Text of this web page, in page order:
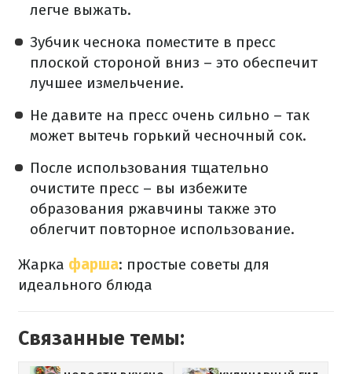
легче выжать.
Зубчик чеснока поместите в пресс
плоской стороной вниз – это обеспечит
лучшее измельчение.
Не давите на пресс очень сильно – так
может вытечь горький чесночный сок.
После использования тщательно
очистите пресс – вы избежите
образования ржавчины также это
облегчит повторное использование.
Жарка фарша: простые советы для
идеального блюда
Связанные темы: